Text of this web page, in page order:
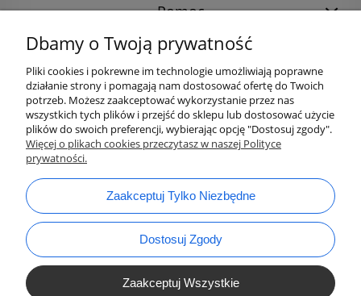
Pomoc
bok@ArtykulyDlaPlastykow.pl
tel.:733 012 789
Dbamy o Twoją prywatność
Pliki cookies i pokrewne im technologie umożliwiają poprawne
działanie strony i pomagają nam dostosować ofertę do Twoich
potrzeb. Możesz zaakceptować wykorzystanie przez nas
wszystkich tych plików i przejść do sklepu lub dostosować użycie
plików do swoich preferencji, wybierając opcję "Dostosuj zgody".
Więcej o plikach cookies przeczytasz w naszej Polityce
prywatności.
Zaakceptuj Tylko Niezbędne
Dostosuj Zgody
Zaakceptuj Wszystkie